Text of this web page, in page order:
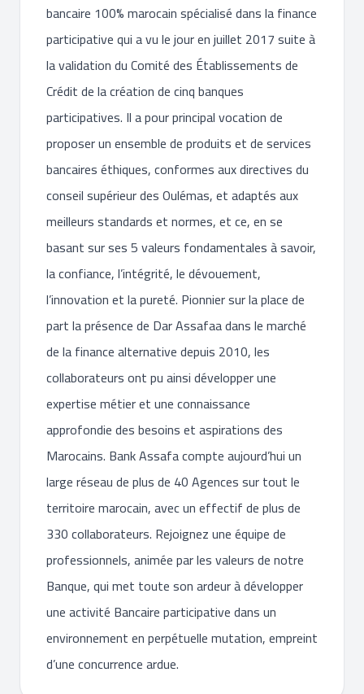
bancaire 100% marocain spécialisé dans la finance
participative qui a vu le jour en juillet 2017 suite à
la validation du Comité des Établissements de
Crédit de la création de cinq banques
participatives. Il a pour principal vocation de
proposer un ensemble de produits et de services
bancaires éthiques, conformes aux directives du
conseil supérieur des Oulémas, et adaptés aux
meilleurs standards et normes, et ce, en se
basant sur ses 5 valeurs fondamentales à savoir,
la confiance, l’intégrité, le dévouement,
l’innovation et la pureté. Pionnier sur la place de
part la présence de Dar Assafaa dans le marché
de la finance alternative depuis 2010, les
collaborateurs ont pu ainsi développer une
expertise métier et une connaissance
approfondie des besoins et aspirations des
Marocains. Bank Assafa compte aujourd’hui un
large réseau de plus de 40 Agences sur tout le
territoire marocain, avec un effectif de plus de
330 collaborateurs. Rejoignez une équipe de
professionnels, animée par les valeurs de notre
Banque, qui met toute son ardeur à développer
une activité Bancaire participative dans un
environnement en perpétuelle mutation, empreint
d’une concurrence ardue.